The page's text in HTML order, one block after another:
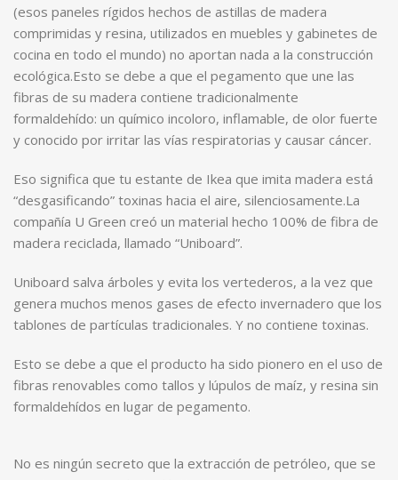
(esos paneles rígidos hechos de astillas de madera
comprimidas y resina, utilizados en muebles y gabinetes de
cocina en todo el mundo) no aportan nada a la construcción
ecológica.Esto se debe a que el pegamento que une las
fibras de su madera contiene tradicionalmente
formaldehído: un químico incoloro, inflamable, de olor fuerte
y conocido por irritar las vías respiratorias y causar cáncer.
Eso significa que tu estante de Ikea que imita madera está
“desgasificando” toxinas hacia el aire, silenciosamente.La
compañía U Green creó un material hecho 100% de fibra de
madera reciclada, llamado “Uniboard”.
Uniboard salva árboles y evita los vertederos, a la vez que
genera muchos menos gases de efecto invernadero que los
tablones de partículas tradicionales. Y no contiene toxinas.
Esto se debe a que el producto ha sido pionero en el uso de
fibras renovables como tallos y lúpulos de maíz, y resina sin
formaldehídos en lugar de pegamento.
No es ningún secreto que la extracción de petróleo, que se